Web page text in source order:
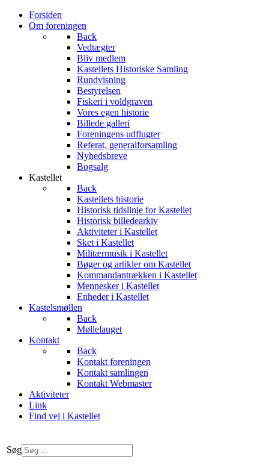
Forsiden
Om foreningen
Back
Vedtægter
Bliv medlem
Kastellets Historiske Samling
Rundvisning
Bestyrelsen
Fiskeri i voldgraven
Vores egen historie
Billede galleri
Foreningens udflugter
Referat, generalforsamling
Nyhedsbreve
Bogsalg
Kastellet
Back
Kastellets historie
Historisk tidslinje for Kastellet
Historisk billedearkiv
Aktiviteter i Kastellet
Sket i Kastellet
Militærmusik i Kastellet
Bøger og artikler om Kastellet
Kommandantrækken i Kastellet
Mennesker i Kastellet
Enheder i Kastellet
Kastelsmøllen
Back
Møllelauget
Kontakt
Back
Kontakt foreningen
Kontakt samlingen
Kontakt Webmaster
Aktiviteter
Link
Find vej i Kastellet
Søg